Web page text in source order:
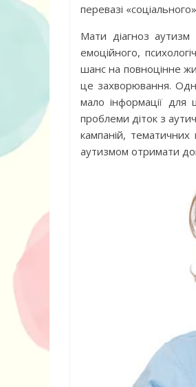
перевазі
Мати діагноз
емоційного,
шанс на повноцінне
це захворювання.
мало інформації для
проблеми діток з
кампаній,
аутизмом отримати